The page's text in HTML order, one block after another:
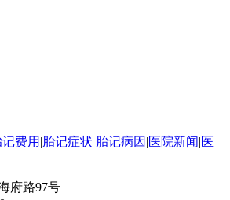
记费用 |胎记症状 胎记病因 |医院新闻|医
府路97号